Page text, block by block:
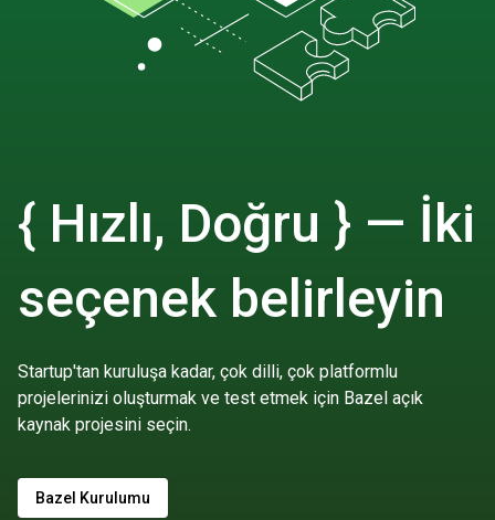
{ Hızlı, Doğru } — İki
seçenek belirleyin
Startup'tan kuruluşa kadar, çok dilli, çok platformlu
projelerinizi oluşturmak ve test etmek için Bazel açık
kaynak projesini seçin.
Bazel Kurulumu